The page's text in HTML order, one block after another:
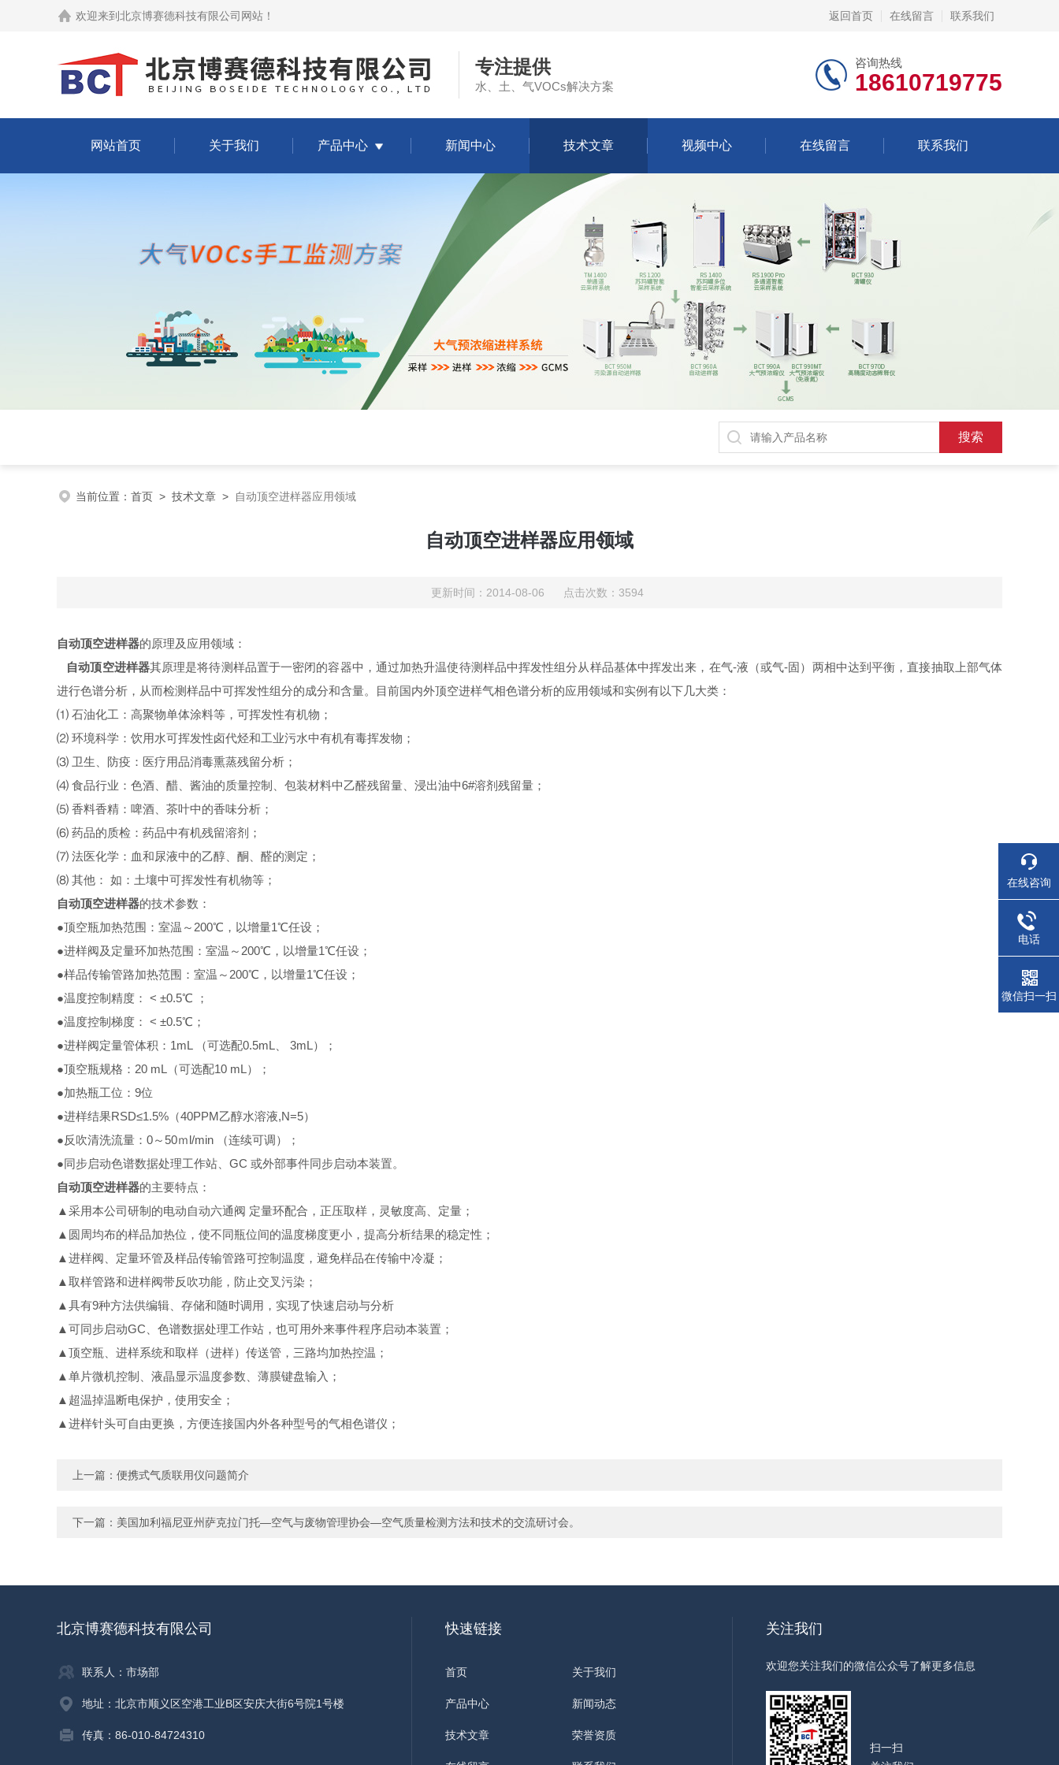
欢迎来到 北京博赛德科技有限公司网站 ！ 返回首页 在线留言 联系我们
专注提供
水、土、气VOCs解决方案
咨询热线
18610719775
网站首页 关于我们 产品中心 新闻中心 技术文章 视频中心 在线留言 联系我们
当前位置： 首页 > 技术文章 > 自动顶空进样器应用领域
自动顶空进样器应用领域
更新时间：2014-08-06 点击次数：3594
自动顶空进样器的原理及应用领域：
自动顶空进样器其原理是将待测样品置于一密闭的容器中，通过加热升温使待测样品中挥发性组分从样品基体中挥发出来，在气-液（或气-固）两相中达到平衡，直接抽取上部气体
进行色谱分析，从而检测样品中可挥发性组分的成分和含量。目前国内外顶空进样气相色谱分析的应用领域和实例有以下几大类：
⑴ 石油化工：高聚物单体涂料等，可挥发性有机物；
⑵ 环境科学：饮用水可挥发性卤代烃和工业污水中有机有毒挥发物；
⑶ 卫生、防疫：医疗用品消毒熏蒸残留分析；
⑷ 食品行业：色酒、醋、酱油的质量控制、包装材料中乙醛残留量、浸出油中6#溶剂残留量；
⑸ 香料香精：啤酒、茶叶中的香味分析；
⑹ 药品的质检：药品中有机残留溶剂；
⑺ 法医化学：血和尿液中的乙醇、酮、醛的测定；
⑻ 其他： 如：土壤中可挥发性有机物等；
自动顶空进样器的技术参数：
●顶空瓶加热范围：室温～200℃，以增量1℃任设；
●进样阀及定量环加热范围：室温～200℃，以增量1℃任设；
●样品传输管路加热范围：室温～200℃，以增量1℃任设；
●温度控制精度： < ±0.5℃ ；
●温度控制梯度： < ±0.5℃；
●进样阀定量管体积：1mL （可选配0.5mL、 3mL）；
●顶空瓶规格：20 mL（可选配10 mL）；
●加热瓶工位：9位
●进样结果RSD≤1.5%（40PPM乙醇水溶液,N=5）
●反吹清洗流量：0～50ｍl/min （连续可调）；
●同步启动色谱数据处理工作站、GC 或外部事件同步启动本装置。
自动顶空进样器的主要特点：
▲采用本公司研制的电动自动六通阀 定量环配合，正压取样，灵敏度高、定量；
▲圆周均布的样品加热位，使不同瓶位间的温度梯度更小，提高分析结果的稳定性；
▲进样阀、定量环管及样品传输管路可控制温度，避免样品在传输中冷凝；
▲取样管路和进样阀带反吹功能，防止交叉污染；
▲具有9种方法供编辑、存储和随时调用，实现了快速启动与分析
▲可同步启动GC、色谱数据处理工作站，也可用外来事件程序启动本装置；
▲顶空瓶、进样系统和取样（进样）传送管，三路均加热控温；
▲单片微机控制、液晶显示温度参数、薄膜键盘输入；
▲超温掉温断电保护，使用安全；
▲进样针头可自由更换，方便连接国内外各种型号的气相色谱仪；
上一篇： 便携式气质联用仪问题简介
下一篇： 美国加利福尼亚州萨克拉门托—空气与废物管理协会—空气质量检测方法和技术的交流研讨会。
北京博赛德科技有限公司
联系人：市场部
地址：北京市顺义区空港工业B区安庆大街6号院1号楼
传真：86-010-84724310
快速链接
首页 关于我们
产品中心 新闻动态
技术文章 荣誉资质
关注我们
欢迎您关注我们的微信公众号了解更多信息
扫一扫
在线咨询
电话
微信扫一扫